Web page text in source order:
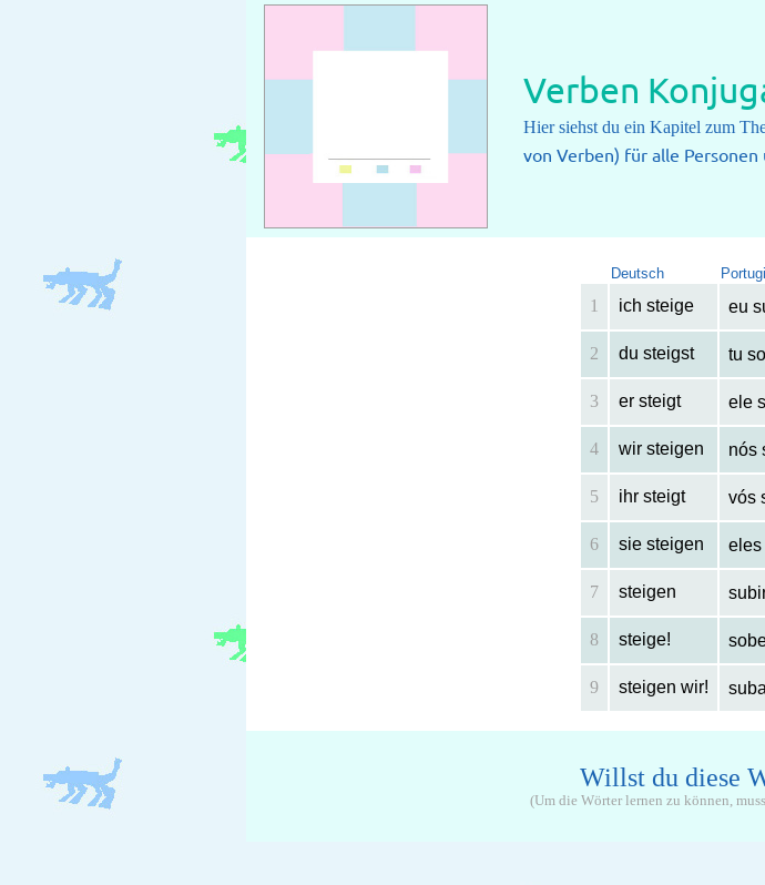
Verben
Hier siehst du ein Kapitel zum
von Verben) für alle Personen
Deutsch
1 ich steige eu
2 du steigst tu
3 er steigt ele
4 wir steigen nós
5 ihr steigt vós
6 sie steigen eles
7 steigen
8 steige!
9 steigen wir!
Willst du diese
(Um die Wörter lernen zu können,